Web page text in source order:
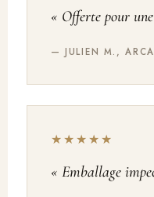
« Offerte pour
— JULIEN M.,
★★★★★
« Emballage